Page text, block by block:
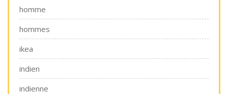
homme
hommes
ikea
indien
indienne